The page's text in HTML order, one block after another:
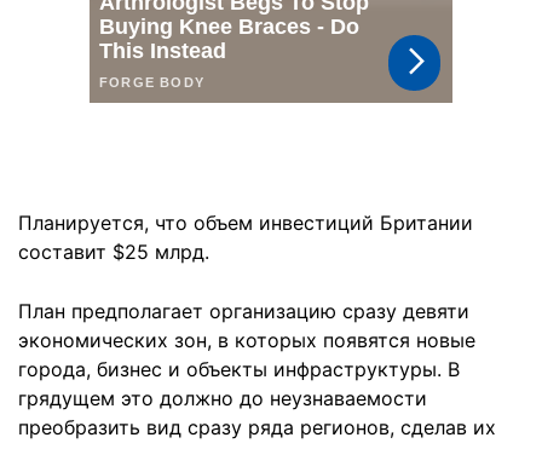
Планируется, что объем инвестиций Британии
составит $25 млрд.
План предполагает организацию сразу девяти
экономических зон, в которых появятся новые
города, бизнес и объекты инфраструктуры. В
грядущем это должно до неузнаваемости
преобразить вид сразу ряда регионов, сделав их